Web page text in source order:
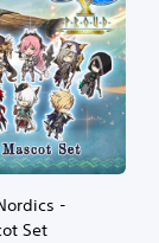
-
Set